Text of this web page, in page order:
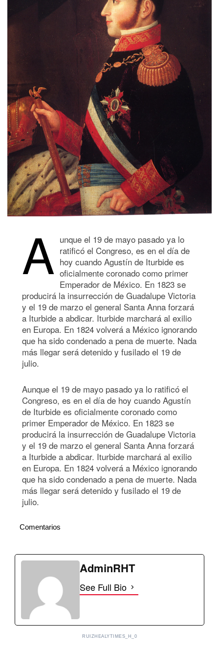
A unque el 19 de mayo pasado ya lo
ratificó el Congreso, es en el día de
hoy cuando Agustín de Iturbide es
oficialmente coronado como primer
Emperador de México. En 1823 se
producirá la insurrección de Guadalupe Victoria
y el 19 de marzo el general Santa Anna forzará
a Iturbide a abdicar. Iturbide marchará al exilio
en Europa. En 1824 volverá a México ignorando
que ha sido condenado a pena de muerte. Nada
más llegar será detenido y fusilado el 19 de
julio.
Aunque el 19 de mayo pasado ya lo ratificó el
Congreso, es en el día de hoy cuando Agustín
de Iturbide es oficialmente coronado como
primer Emperador de México. En 1823 se
producirá la insurrección de Guadalupe Victoria
y el 19 de marzo el general Santa Anna forzará
a Iturbide a abdicar. Iturbide marchará al exilio
en Europa. En 1824 volverá a México ignorando
que ha sido condenado a pena de muerte. Nada
más llegar será detenido y fusilado el 19 de
julio.
Comentarios
AdminRHT
See Full Bio
RUIZHEALYTIMES_H_0